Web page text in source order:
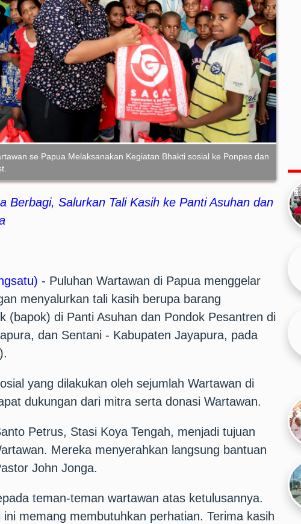
se Papua Melaksanakan Kegiatan Bhakti sosial ke Ponpes dan
Berbagi, Salurkan Tali Kasih ke Panti Asuhan dan
- Puluhan Wartawan di Papua menggelar
menyalurkan tali kasih berupa barang
(bapok) di Panti Asuhan dan Pondok Pesantren di
dan Sentani - Kabupaten Jayapura, pada
yang dilakukan oleh sejumlah Wartawan di
dukungan dari mitra serta donasi Wartawan.
Petrus, Stasi Koya Tengah, menjadi tujuan
Mereka menyerahkan langsung bantuan
John Jonga.
teman-teman wartawan atas ketulusannya.
memang membutuhkan perhatian. Terima kasih